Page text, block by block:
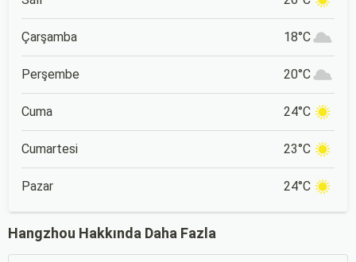
Çarşamba 18°C
Perşembe 20°C
Cuma 24°C
Cumartesi 23°C
Pazar 24°C
Hangzhou Hakkında Daha Fazla